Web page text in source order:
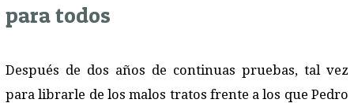
para todos
Después de dos años de continuas pruebas, tal vez
para librarle de los malos tratos frente a los que Pedro